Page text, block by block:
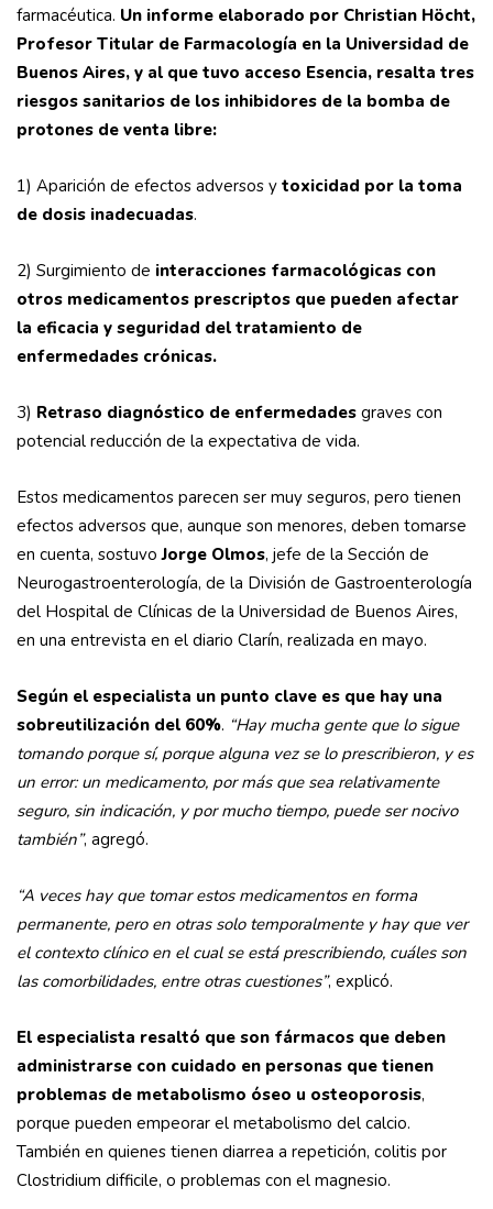
farmacéutica. Un informe elaborado por Christian Höcht,
Profesor Titular de Farmacología en la Universidad de
Buenos Aires, y al que tuvo acceso Esencia, resalta tres
riesgos sanitarios de los inhibidores de la bomba de
protones de venta libre:
1) Aparición de efectos adversos y toxicidad por la toma
de dosis inadecuadas.
2) Surgimiento de interacciones farmacológicas con
otros medicamentos prescriptos que pueden afectar
la eficacia y seguridad del tratamiento de
enfermedades crónicas.
3) Retraso diagnóstico de enfermedades graves con
potencial reducción de la expectativa de vida.
Estos medicamentos parecen ser muy seguros, pero tienen
efectos adversos que, aunque son menores, deben tomarse
en cuenta, sostuvoJorge Olmos, jefe de la Sección de
Neurogastroenterología, de la División de Gastroenterología
del Hospital de Clínicas de la Universidad de Buenos Aires,
en una entrevista en el diario Clarín, realizada en mayo.
Según el especialista un punto clave es que hay una
sobreutilización del 60%. “Hay mucha gente que lo sigue
tomando porque sí, porque alguna vez se lo prescribieron, y es
un error: un medicamento, por más que sea relativamente
seguro, sin indicación, y por mucho tiempo, puede ser nocivo
también”, agregó.
“A veces hay que tomar estos medicamentos en forma
permanente, pero en otras solo temporalmente y hay que ver
el contexto clínico en el cual se está prescribiendo, cuáles son
las comorbilidades, entre otras cuestiones”, explicó.
El especialista resaltó que son fármacos que deben
administrarse con cuidado en personas que tienen
problemas de metabolismo óseo u osteoporosis,
porque pueden empeorar el metabolismo del calcio.
También en quienes tienen diarrea a repetición, colitis por
Clostridium difficile, o problemas con el magnesio.